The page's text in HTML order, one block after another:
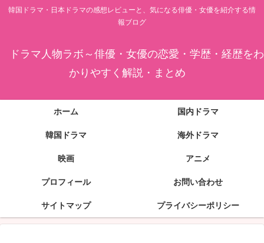
韓国ドラマ・日本ドラマの感想レビューと、気になる俳優・女優を紹介する情
報ブログ
ドラマ人物ラボ～俳優・女優の恋愛・学歴・経歴をわ
かりやすく解説・まとめ
ホーム 国内ドラマ
韓国ドラマ 海外ドラマ
映画 アニメ
プロフィール お問い合わせ
サイトマップ プライバシーポリシー